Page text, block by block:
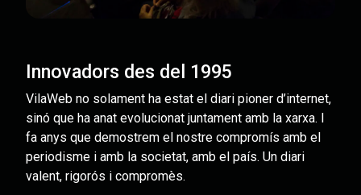
Innovadors des del 1995
VilaWeb no solament ha estat el diari pioner d’internet,
sinó que ha anat evolucionat juntament amb la xarxa. I
fa anys que demostrem el nostre compromís amb el
periodisme i amb la societat, amb el país. Un diari
valent, rigorós i compromès.